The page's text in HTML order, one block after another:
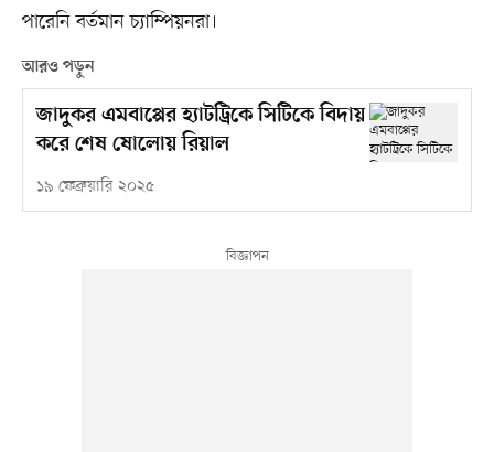
পারেনি বর্তমান চ্যাম্পিয়নরা।
আরও পড়ুন
জাদুকর এমবাপ্পের হ্যাটট্রিকে সিটিকে বিদায়
করে শেষ ষোলোয় রিয়াল
১৯ ফেব্রুয়ারি ২০২৫